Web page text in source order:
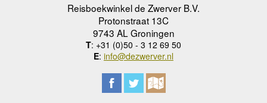
Reisboekwinkel de Zwerver B.V.
Protonstraat 13C
9743 AL Groningen
T: +31 (0)50 - 3 12 69 50
E: info@dezwerver.nl